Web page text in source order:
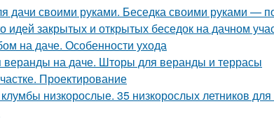
дачи своими руками. Беседка своими руками —
закрытых и открытых беседок на дачном
на даче. Особенности ухода
на даче. Шторы для веранды и террасы
Проектирование
низкорослые. 35 низкорослых летников